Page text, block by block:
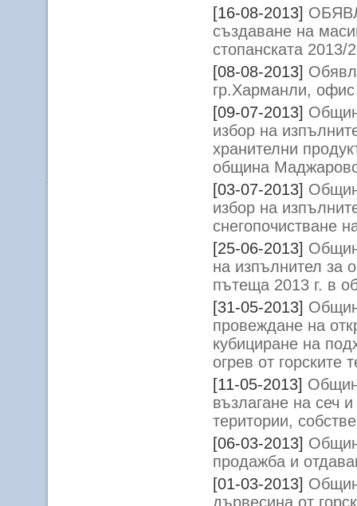
[16-08-2013]
създаване на
стопанската 2013/
[08-08-2013]
гр.Харманли,
[09-07-2013]
избор на
хранителни
община
[03-07-2013]
избор на
снегопочистване
[25-06-2013]
на изпълнител за
пътеща 2013 г. в
[31-05-2013]
провеждане на
кубициране на
огрев от
[11-05-2013]
възлагане на сеч
територии,
[06-03-2013]
продажба и
[01-03-2013]
дървесина от